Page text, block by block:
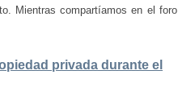
Mientras compartíamos en el foro
privada durante el